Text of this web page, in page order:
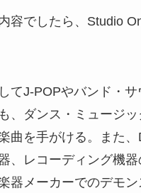
容でしたら、Studio
てJ-POPやバンド・サ
、ダンス・ミュージ
曲を手がける。また
、レコーディング機
器メーカーでのデモン